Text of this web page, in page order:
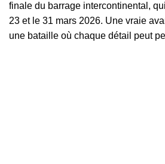
finale du barrage intercontinental,
23 et le 31 mars 2026. Une vraie
une bataille où chaque détail peut